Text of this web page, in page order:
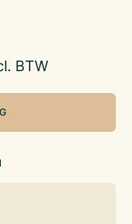
BTW